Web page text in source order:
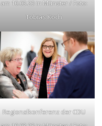
am 10.03.23 in Münster / Foto:
Tobias Koch
Regionalkonferenz der CDU